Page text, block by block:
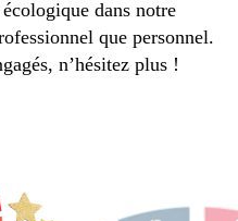
dans notre
que personnel.
n’hésitez plus !